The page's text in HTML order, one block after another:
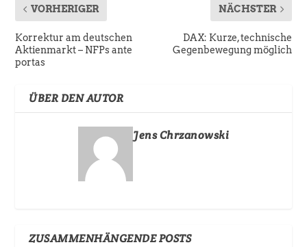
VORHERIGER
Korrektur am deutschen
Aktienmarkt – NFPs ante
portas
NÄCHSTER
DAX: Kurze, technische
Gegenbewegung möglich
ÜBER DEN AUTOR
Jens Chrzanowski
ZUSAMMENHÄNGENDE POSTS